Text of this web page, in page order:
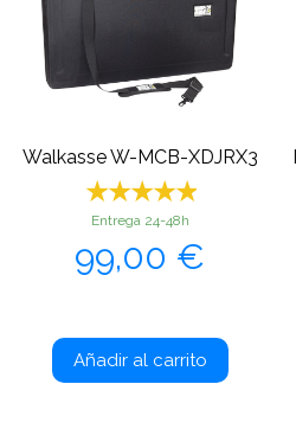
Walkasse W-MCB-XDJRX3
Entrega 24-48h
Precio
99,00 €
Añadir al carrito